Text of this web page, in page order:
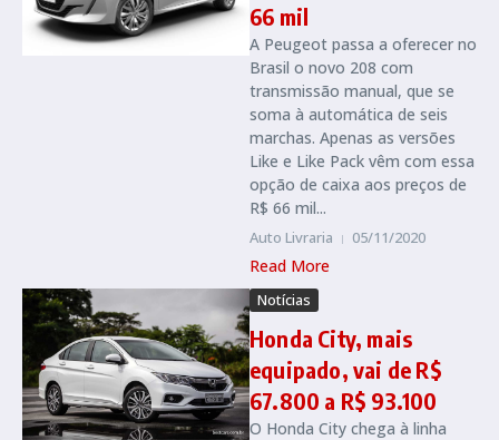
66 mil
A Peugeot passa a oferecer no
Brasil o novo 208 com
transmissão manual, que se
soma à automática de seis
marchas. Apenas as versões
Like e Like Pack vêm com essa
opção de caixa aos preços de
R$ 66 mil...
Auto Livraria 05/11/2020
Read More
Notícias
Honda City, mais
equipado, vai de R$
67.800 a R$ 93.100
O Honda City chega à linha